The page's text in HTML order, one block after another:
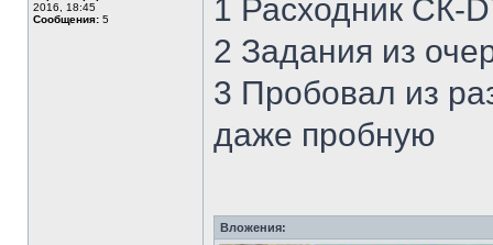
2016, 18:45
Сообщения: 5
1 Расходник СК-
2 Задания из
3 Пробовал из
даже пробную
Вложения: